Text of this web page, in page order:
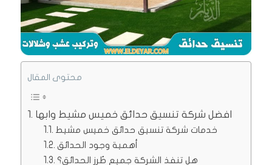
محتوى المقال
افضل شركة تنسيق حدائق خميس مشيط وابها
خدمات شركة تنسيق حدائق خميس مشيط
أهمية وجود الحدائق
هل تنفذ الشركة جميع طُرز الحدائق؟